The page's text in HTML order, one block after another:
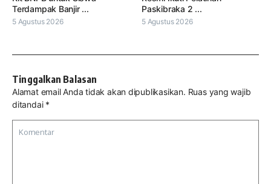
Terdampak Banjir ...
5 Agustus 2026
Paskibraka 2 ...
5 Agustus 2026
Tinggalkan Balasan
Alamat email Anda tidak akan dipublikasikan. Ruas yang wajib
ditandai *